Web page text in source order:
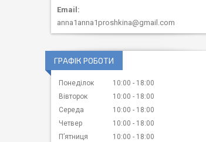
anna1anna1proshkina@gmail.com
ГРАФІК РОБОТИ
Понеділок 10:00
18:00
Вівторок
10:00
18:00
Середа
10:00
18:00
Четвер
10:00
18:00
Пʼятниця
10:00
18:00